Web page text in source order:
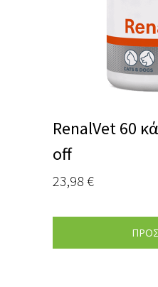
RenalVet 60
off
23,98 €